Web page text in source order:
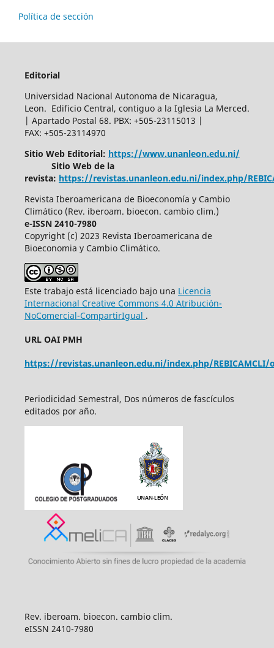
Política de sección
Editorial
Universidad Nacional Autonoma de Nicaragua,
Leon. Edificio Central, contiguo a la Iglesia La Merced.
| Apartado Postal 68. PBX: +505-23115013 |
FAX: +505-23114970
Sitio Web Editorial: https://www.unanleon.edu.ni/
Sitio Web de la
revista: https://revistas.unanleon.edu.ni/index.php/
Revista Iberoamericana de Bioeconomía y Cambio
Climático (Rev. iberoam. bioecon. cambio clim.)
e-ISSN 2410-7980
Copyright (c) 2023 Revista Iberoamericana de
Bioeconomia y Cambio Climático.
Este trabajo está licenciado bajo una Licencia
Internacional Creative Commons 4.0 Atribución-
NoComercial-CompartirIgual .
URL OAI PMH
https://revistas.unanleon.edu.ni/index.php/REBICAMCLI/
Periodicidad Semestral, Dos números de fascículos
editados por año.
Rev. iberoam. bioecon. cambio clim.
eISSN 2410-7980